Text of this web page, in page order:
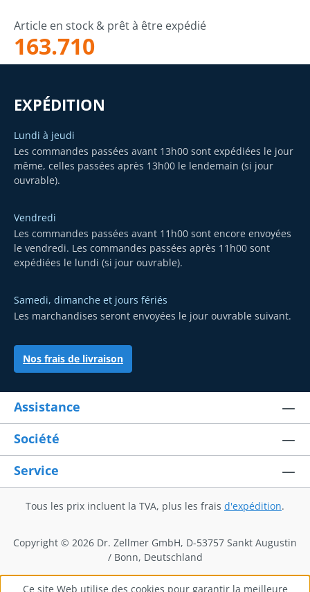
Article en stock & prêt à être expédié
163.710
EXPÉDITION
Lundi à jeudi
Les commandes passées avant 13h00 sont expédiées le jour
même, celles passées après 13h00 le lendemain (si jour
ouvrable).
Vendredi
Les commandes passées avant 11h00 sont encore envoyées
le vendredi. Les commandes passées après 11h00 sont
expédiées le lundi (si jour ouvrable).
Samedi, dimanche et jours fériés
Les marchandises seront envoyées le jour ouvrable suivant.
Nos frais de livraison
Assistance
Société
Service
Tous les prix incluent la TVA, plus les frais d'expédition.
Copyright © 2026 Dr. Zellmer GmbH, D-53757 Sankt Augustin
/ Bonn, Deutschland
Ce site Web utilise des cookies pour garantir la meilleure